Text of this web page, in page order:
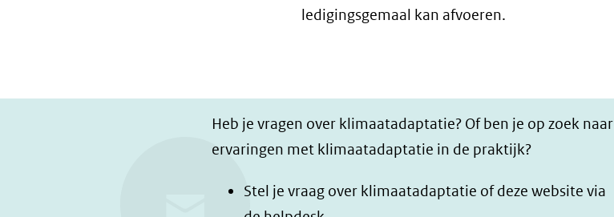
ledigingsgemaal kan afvoeren.
Heb je vragen over klimaatadaptatie? Of ben je op zoek naar
ervaringen met klimaatadaptatie in de praktijk?
Stel je vraag over klimaatadaptatie of deze website via